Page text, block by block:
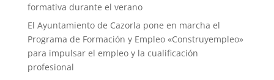
formativa durante el verano
El Ayuntamiento de Cazorla pone en marcha el
Programa de Formación y Empleo «Construyempleo»
para impulsar el empleo y la cualificación
profesional